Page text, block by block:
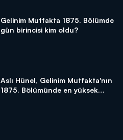
Gelinim Mutfakta 1875. Bölümde
gün birincisi kim oldu?
Aslı Hünel, Gelinim Mutfakta'nın
1875. Bölümünde en yüksek